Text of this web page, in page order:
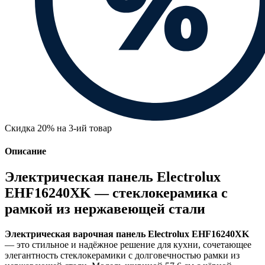
Скидка 20% на 3-ий товар
Описание
Электрическая панель Electrolux
EHF16240XK — стеклокерамика с
рамкой из нержавеющей стали
Электрическая варочная панель Electrolux EHF16240XK
— это стильное и надёжное решение для кухни, сочетающее
элегантность стеклокерамики с долговечностью рамки из